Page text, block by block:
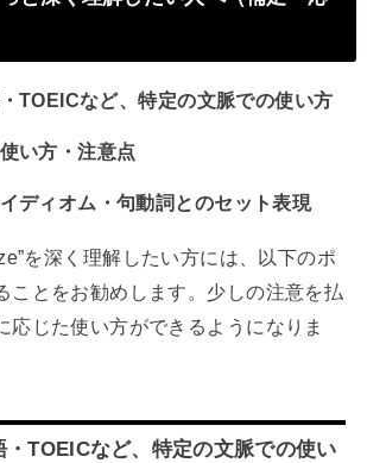
TOEICなど、特定の文脈での使い方
い方・注意点
ディオム・句動詞とのセット表現
を深く理解したい方には、以下のポ
ことをお勧めします。少しの注意を払
応じた使い方ができるようになりま
TOEICなど、特定の文脈での使い